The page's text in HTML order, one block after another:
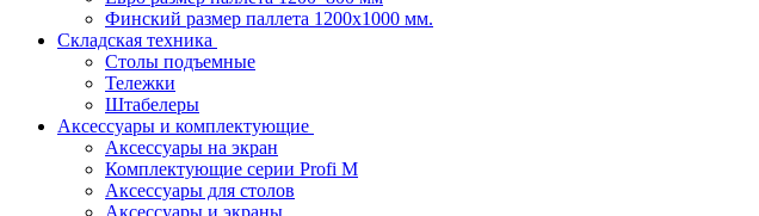
Финский размер паллета 1200х1000 мм.
Складская техника
Столы подъемные
Тележки
Штабелеры
Аксессуары и комплектующие
Аксессуары на экран
Комплектующие серии Profi M
Аксессуары для столов
Аксессуары и экраны